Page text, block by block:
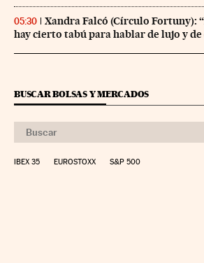
05:30
Xandra Falcó (Círculo Fortuny):
hay cierto tabú para hablar de lujo y
BUSCAR BOLSAS Y MERCADOS
IBEX 35 EUROSTOXX S&P 500